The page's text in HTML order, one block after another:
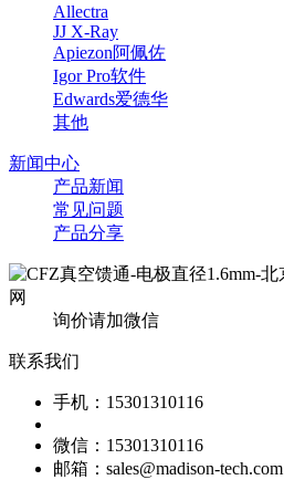
Allectra
JJ X-Ray
Apiezon阿佩佐
Igor Pro软件
Edwards爱德华
其他
新闻中心
产品新闻
常见问题
产品分享
询价请加微信
联系我们
手机：15301310116
微信：15301310116
邮箱：sales@madison-tech.com